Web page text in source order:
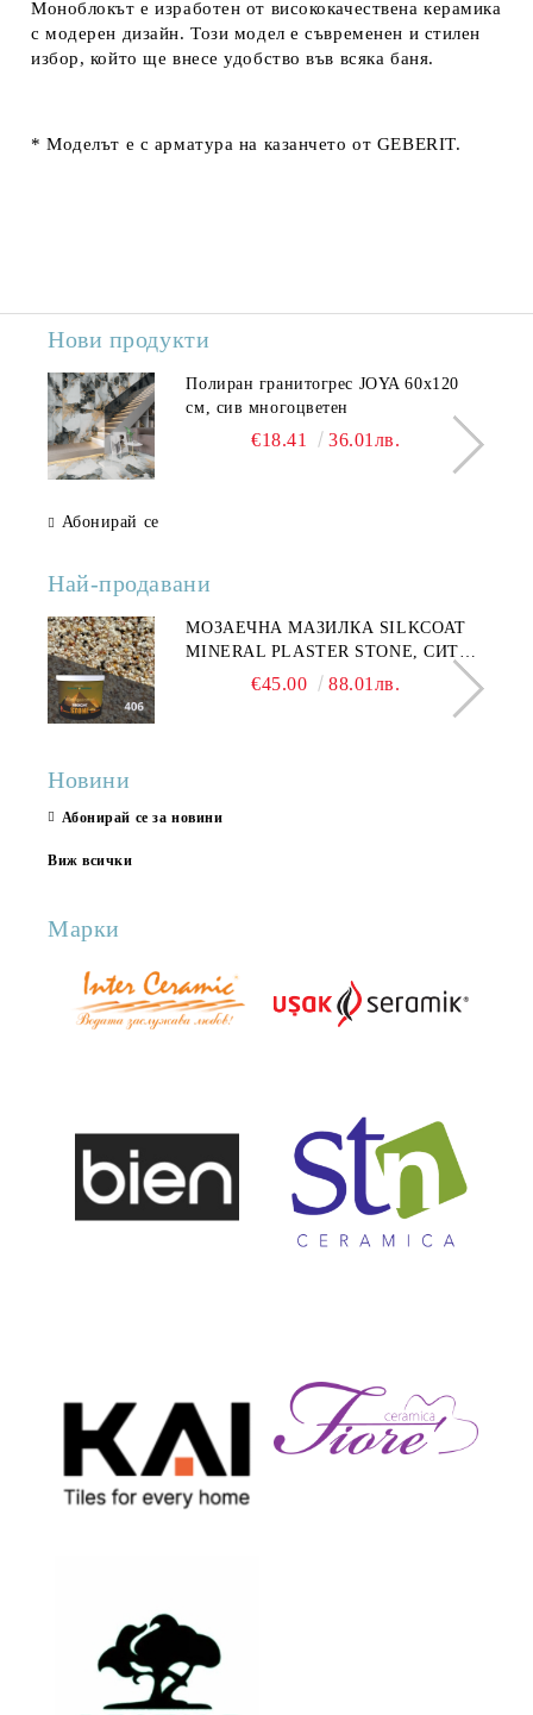
Моноблокът е изработен от висококачествена керамика
с модерен дизайн. Този модел е съвременен и стилен
избор, който ще внесе удобство във всяка баня.
* Моделът е с арматура на казанчето от GEBERIT.
Нови продукти
Полиран гранитогрес JOYA 60x120
см, сив многоцветен
€18.41 36.01лв.
Абонирай се
Най-продавани
МОЗАЕЧНА МАЗИЛКА SILKCOAT
MINERAL PLASTER STONE, СИТЕН
КАМЪК 406 25КГ
€45.00 88.01лв.
Новини
Абонирай се за новини
Виж всички
Марки